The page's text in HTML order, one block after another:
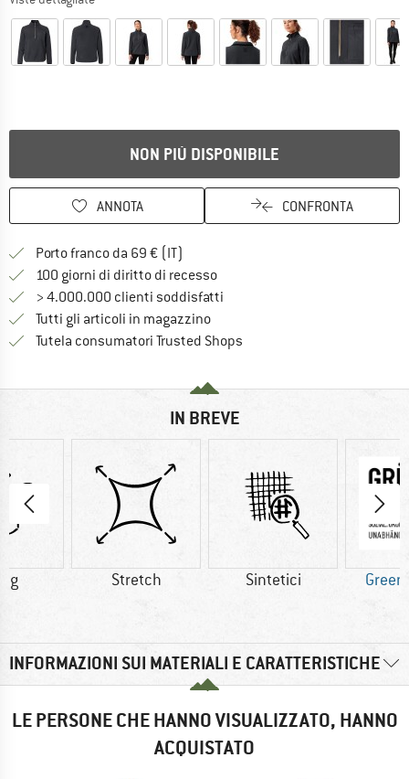
NON PIÙ DISPONIBILE
ANNOTA CONFRONTA
Porto franco da 69 € (IT)
100 giorni di diritto di recessoVai alla politica di recesso qui
> 4.000.000 clienti soddisfatti
Tutti gli articoli in magazzino
Tutela consumatori Trusted Shops
IN BREVE
g Stretch Sintetici
INFORMAZIONI SUI MATERIALI E CARATTERISTICHE
LE PERSONE CHE HANNO VISUALIZZATO, HANNO
ACQUISTATO